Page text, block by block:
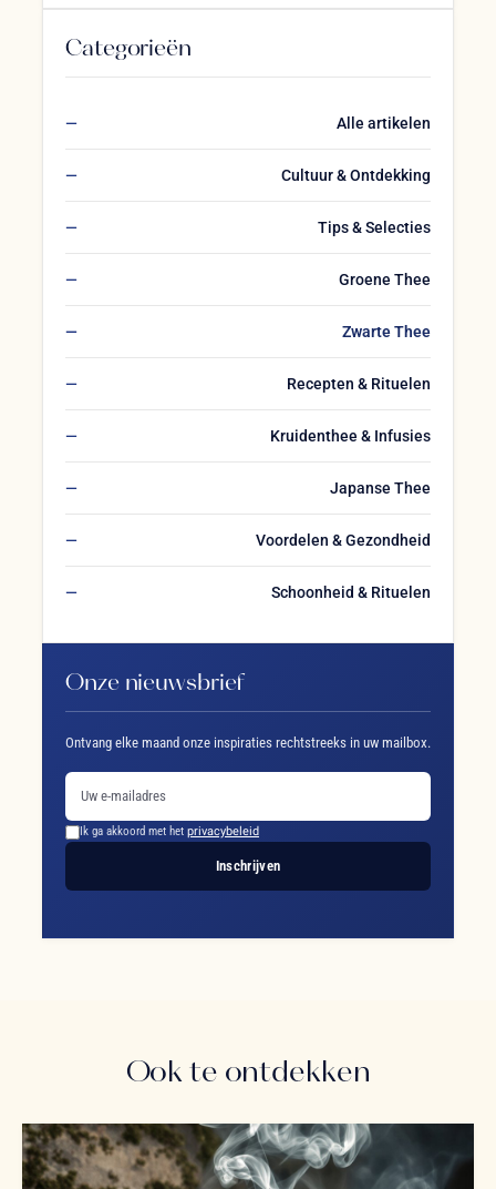
Categorieën
Alle artikelen
Cultuur & Ontdekking
Tips & Selecties
Groene Thee
Zwarte Thee
Recepten & Rituelen
Kruidenthee & Infusies
Japanse Thee
Voordelen & Gezondheid
Schoonheid & Rituelen
Onze nieuwsbrief
Ontvang elke maand onze inspiraties rechtstreeks in uw mailbox.
Ik ga akkoord met het privacybeleid
Inschrijven
Ook te ontdekken